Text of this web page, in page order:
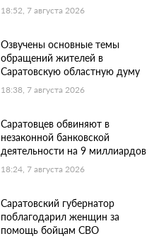
18:52, 7 августа 2026
Озвучены основные темы
обращений жителей в
Саратовскую областную думу
18:38, 7 августа 2026
Саратовцев обвиняют в
незаконной банковской
деятельности на 9 миллиардов
18:24, 7 августа 2026
Саратовский губернатор
поблагодарил женщин за
помощь бойцам СВО